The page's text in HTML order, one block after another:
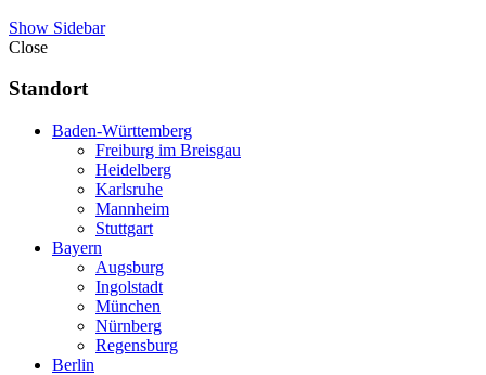
Show Sidebar
Close
Standort
Baden-Württemberg
Freiburg im Breisgau
Heidelberg
Karlsruhe
Mannheim
Stuttgart
Bayern
Augsburg
Ingolstadt
München
Nürnberg
Regensburg
Berlin